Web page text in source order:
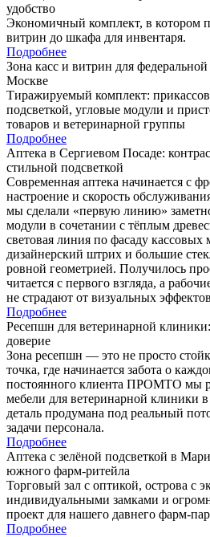
удобство
Экономичный комплект, в котором
витрин до шкафа для инвентаря.
Подробнее
Зона касс и витрин для федеральной
Москве
Тиражируемый комплект:
подсветкой, угловые модули и
товаров и ветеринарной группы
Подробнее
Аптека в Сергиевом Посаде:
стильной подсветкой
Современная аптека начинается с
настроение и скорость
мы сделали «первую линию»
модули в сочетании с тёплым
световая линия по фасаду кассовых
дизайнерский штрих и большие
ровной геометрией. Получилось
читается с первого взгляда, а
не страдают от визуальных
Подробнее
Ресепшн для ветеринарной клиники:
доверие
Зона ресепшн — это не просто
точка, где начинается забота о
постоянного клиента ПРОМТО мы
мебели для ветеринарной клиники
деталь продумана под реальный
задачи персонала.
Подробнее
Аптека с зелёной подсветкой в
южного фарм-ритейла
Торговый зал с оптикой, острова с
индивидуальными замками и
проект для нашего давнего фарм-
Подробнее